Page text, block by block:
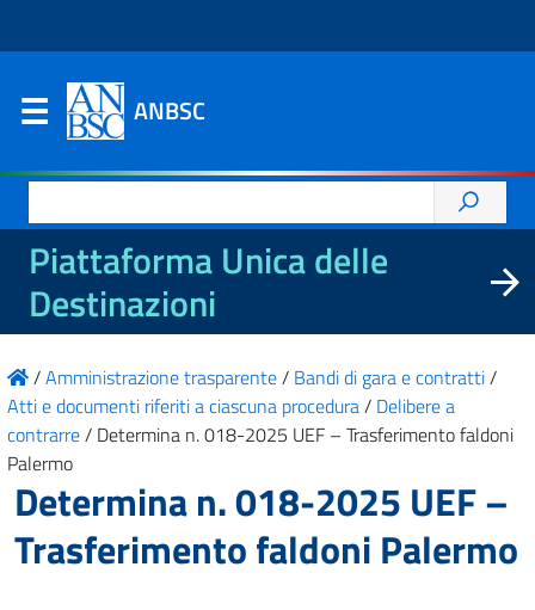
ANBSC
per:
Piattaforma Unica delle
Destinazioni
/Amministrazione trasparente/ Bandi di gara e contratti/
Atti e documenti riferiti a ciascuna procedura/ Delibere a
contrarre/ Determina n. 018-2025 UEF – Trasferimento faldoni
Palermo
Determina n. 018-2025 UEF –
Trasferimento faldoni Palermo